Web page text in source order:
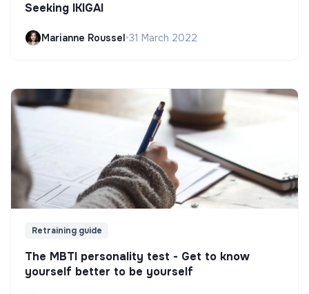
Seeking IKIGAI
Marianne Roussel•31 March 2022
Retraining guide
The MBTI personality test - Get to know
yourself better to be yourself